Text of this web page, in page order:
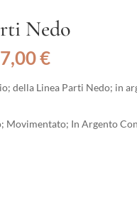
Nedo
prezzo
€.
€Il
attuale
27,00 €.
della Linea Parti Nedo; in
Movimentato; In Argento